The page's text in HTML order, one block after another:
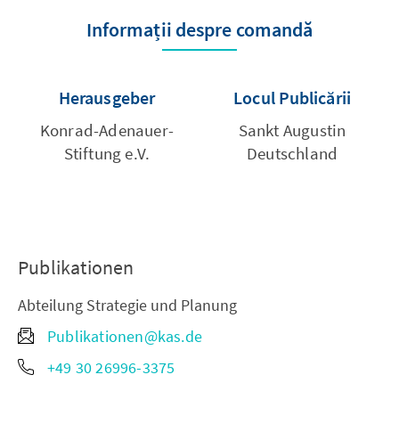
Informații despre comandă
Herausgeber
Konrad-Adenauer-
Stiftung e.V.
Locul Publicării
Sankt Augustin
Deutschland
Publikationen
Abteilung Strategie und Planung
Publikationen@kas.de
+49 30 26996-3375